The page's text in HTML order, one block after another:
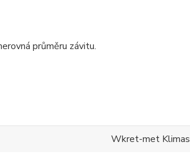
průměru závitu.
Wkret-met Klimas